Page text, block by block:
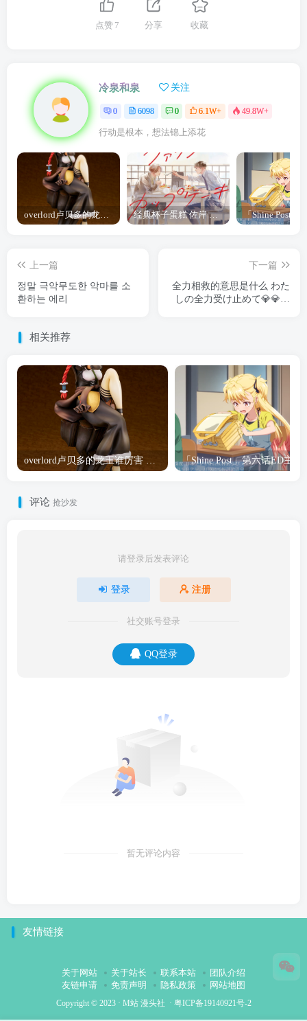
点赞 7 分享 收藏
冷泉和泉 关注
0 6098 0 6.1W+ 49.8W+
行动是根本，想法锦上添花
overlord卢贝多的龙王谁厉害 「Overlord」露普斯蕾琪娜·贝塔手办开订 经典杯子蛋糕 佐岸 漫画「经典杯子蛋糕」宣布真人日剧化
上一篇
정말 극악무도한 악마를 소
환하는 에리
下一篇
全力相救的意思是什么 わた
しの全力受け止めて💎💎💎
相关推荐
overlord卢贝多的龙王谁厉害 「Overlord」露普斯蕾琪娜·贝塔手办开订
评论 抢沙发
请登录后发表评论
登录 注册
社交账号登录
QQ登录
暂无评论内容
友情链接
关于网站 关于站长 联系本站
团队介绍
友链申请
免责声明 隐私政策 网站地图
Copyright © 2023 · M站 漫头社 · 粤ICP备19140921号-2